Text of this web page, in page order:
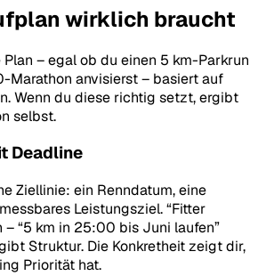
wirklich braucht
– egal ob du einen 5 km-Parkrun
Marathon anvisierst – basiert auf
Wenn du diese richtig setzt, ergibt
selbst.
Deadline
Ziellinie: ein Renndatum, eine
Leistungsziel. “Fitter
– “5 km in 25:00 bis Juni laufen”
Struktur. Die Konkretheit zeigt dir,
Priorität hat.